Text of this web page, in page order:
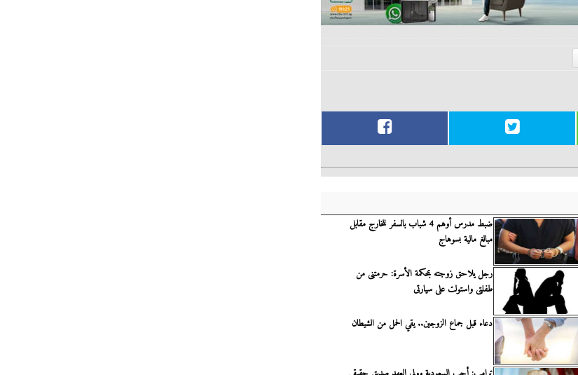
ضبط مدرس أوهم 4 شباب بالسفر للخارج مقابل
مبالغ مالية بسوهاج
رجل يلاحق زوجته بمحكمة الأسرة: حرمتنى من
طفلتى واستولت على سيارتى
دعاء قبل جماع الزوجين.. يقي الحمل من الشيطان